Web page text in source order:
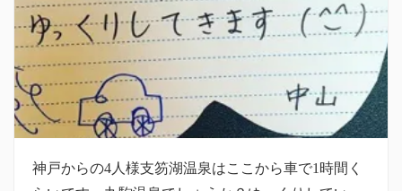
神戸からの4人様支笏湖温泉はここから車で1時間く